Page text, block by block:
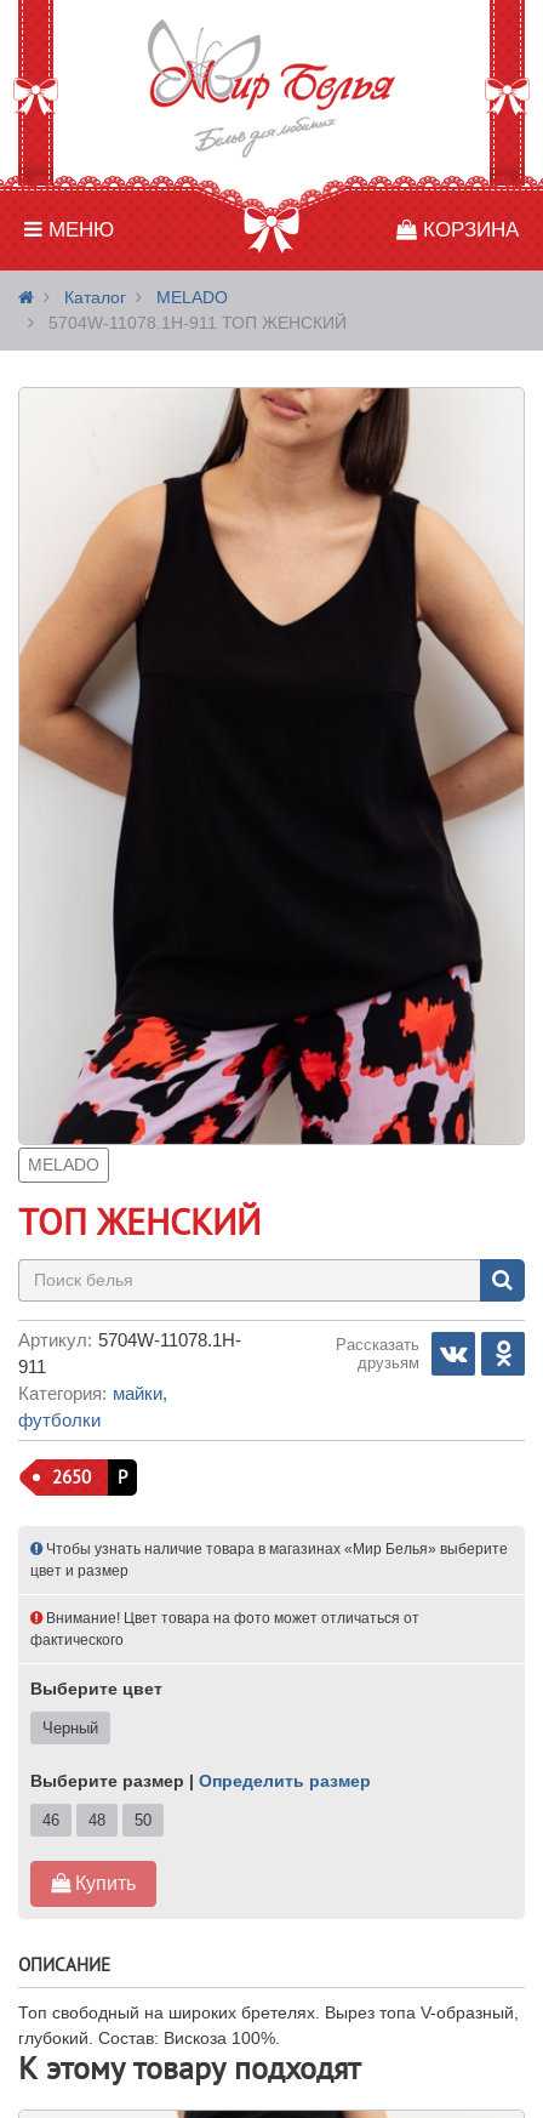
МЕНЮ КОРЗИНА
Каталог
MELADO
5704W-11078.1H-911 ТОП ЖЕНСКИЙ
MELADO
ТОП ЖЕНСКИЙ
Артикул: 5704W-11078.1H-
911
Категория: майки,
футболки
Рассказать
друзьям
2650 Р
Чтобы узнать наличие товара в магазинах «Мир Белья» выберите
цвет и размер
Внимание! Цвет товара на фото может отличаться от
фактического
Выберите цвет
Черный
Выберите размер | Определить размер
46 48 50
Купить
ОПИСАНИЕ
Топ свободный на широких бретелях. Вырез топа V-образный,
глубокий. Состав: Вискоза 100%.
К этому товару подходят